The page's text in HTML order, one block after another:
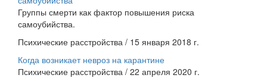
Группы смерти как фактор повышения риска
самоубийства.
Психические расстройства / 15 января 2018 г.
Когда возникает невроз на карантине
Психические расстройства / 22 апреля 2020 г.